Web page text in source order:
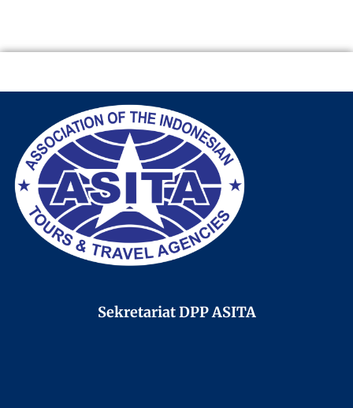
Sekretariat DPP ASITA